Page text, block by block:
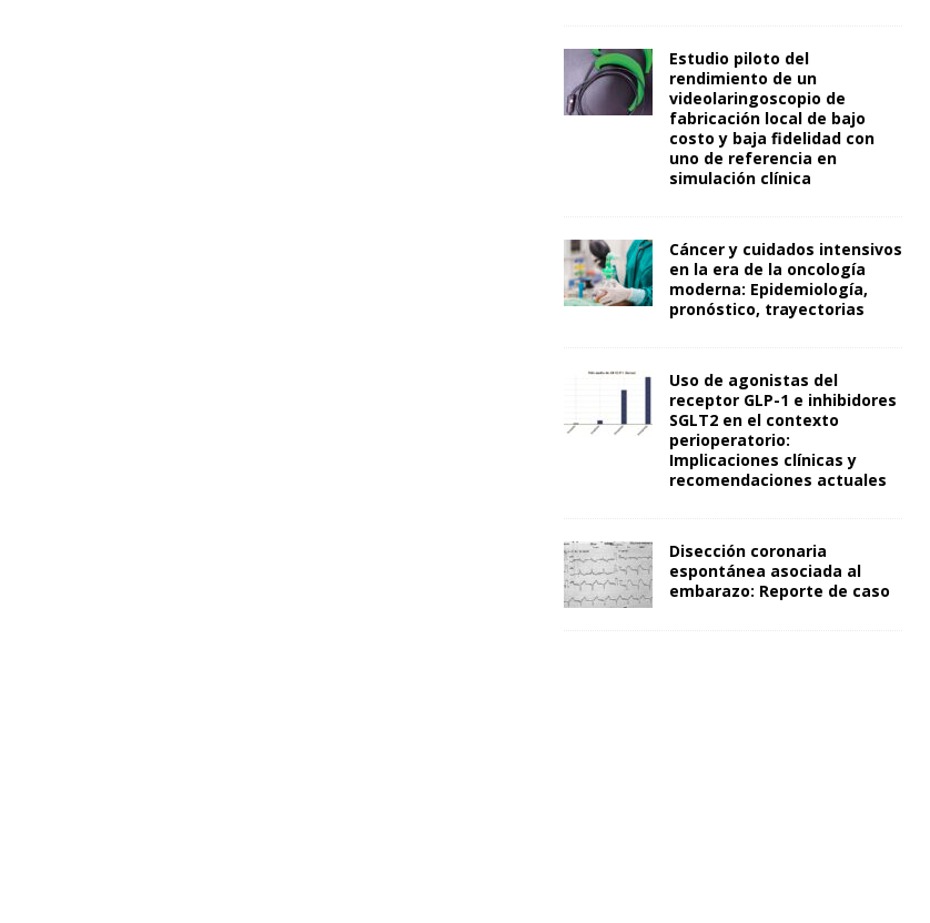
Estudio piloto del
rendimiento de un
videolaringoscopio de
fabricación local de bajo
costo y baja fidelidad con
uno de referencia en
simulación clínica
Cáncer y cuidados intensivos
en la era de la oncología
moderna: Epidemiología,
pronóstico, trayectorias
Uso de agonistas del
receptor GLP-1 e inhibidores
SGLT2 en el contexto
perioperatorio:
Implicaciones clínicas y
recomendaciones actuales
Disección coronaria
espontánea asociada al
embarazo: Reporte de caso